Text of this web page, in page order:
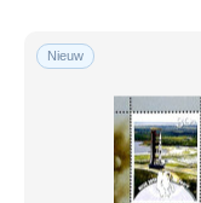
Nieuw